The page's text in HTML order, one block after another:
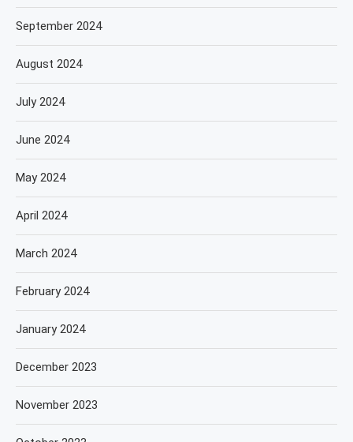
September 2024
August 2024
July 2024
June 2024
May 2024
April 2024
March 2024
February 2024
January 2024
December 2023
November 2023